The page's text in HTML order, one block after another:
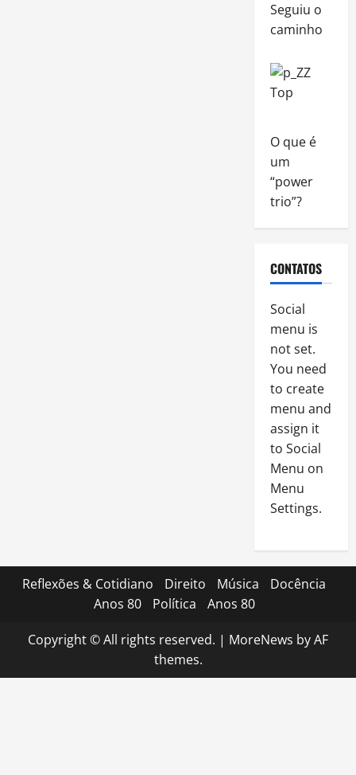
Seguiu o
caminho
O que é
um
“power
trio”?
CONTATOS
Social
menu is
not set.
You need
to create
menu and
assign it
to Social
Menu on
Menu
Settings.
Reflexões & Cotidiano Direito Música
Docência
Anos 80
Política Anos 80
Copyright © All rights reserved. | MoreNews by AF
themes.